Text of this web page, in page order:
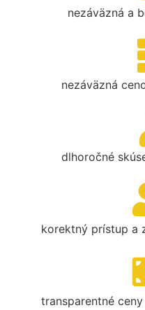
nezáväzná a
nezáväzná
dlhoročné
korektný prístup a
transparentné